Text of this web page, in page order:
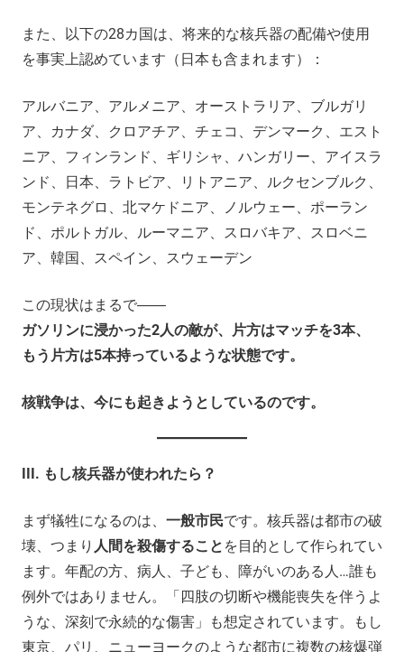
また、以下の28カ国は、将来的な核兵器の配備や使用
を事実上認めています（日本も含まれます）：
アルバニア、アルメニア、オーストラリア、ブルガリ
ア、カナダ、クロアチア、チェコ、デンマーク、エスト
ニア、フィンランド、ギリシャ、ハンガリー、アイスラ
ンド、日本、ラトビア、リトアニア、ルクセンブルク、
モンテネグロ、北マケドニア、ノルウェー、ポーラン
ド、ポルトガル、ルーマニア、スロバキア、スロベニ
ア、韓国、スペイン、スウェーデン
この現状はまるで――
ガソリンに浸かった2人の敵が、片方はマッチを3本、
もう片方は5本持っているような状態です。
核戦争は、今にも起きようとしているのです。
III. もし核兵器が使われたら？
まず犠牲になるのは、 一般市民です。核兵器は都市の破
壊、つまり 人間を殺傷すること を目的として作られてい
ます。年配の方、病人、子ども、障がいのある人…誰も
例外ではありません。「四肢の切断や機能喪失を伴うよ
うな、深刻で永続的な傷害」も想定されています。もし
東京、パリ、ニューヨークのような都市に複数の核爆弾